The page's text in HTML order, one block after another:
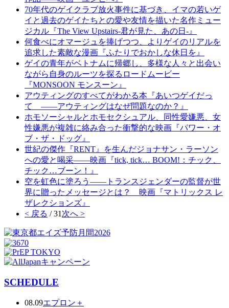
70年代のゲイクラブ放火事件に基づき、イマの若いゲ
イと過去のゲイたちとの愛や友情を描いた名作ミュー
ジカル『The View Upstairs-君が見た、あの日-』
何食べにオマージュを捧げつつ、よりゲイのリアルを
追求した素敵な漫画『ふたりでおかしな休日を』
ゲイの青年がベトナムに帰郷し、多様な人々と出会い
ながら自身のルーツを探るロードムービー
『MONSOON モンスーン』
アウティングのすべてがわかる本『あいつゲイだっ
て ――アウティングはなぜ問題なのか？』
ホモソーシャルとホモセクシュアル、同性愛嫌悪、女
性嫌悪が複雑に絡み合った衝撃的な映画『パワー・オ
ブ・ザ・ドッグ』
世紀の傑作『RENT』を生んだジョナサン・ラーソン
への愛と喝采――映画『tick, tick… BOOM!：チック、
チック…ブーン！』
空を虹色に塗ろう――トランスジェンダーの監督が世
界に贈ったメッセージとは？ 映画『マトリックス レ
ザレクションズ』
< 戻る / 31 次へ >
SCHEDULE
08.09エプロン＋